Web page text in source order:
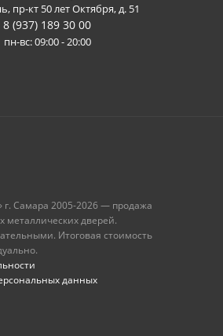
пр-кт 50 лет Октября, д. 51
8 (937) 189 30 00
пн-вс: 09:00 - 20:00
г. Самара 2005-2026 — продажа
дверей.
Итоговая стоимость
данных